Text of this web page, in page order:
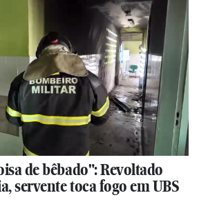
de bêbado": Revoltado
servente toca fogo em UBS